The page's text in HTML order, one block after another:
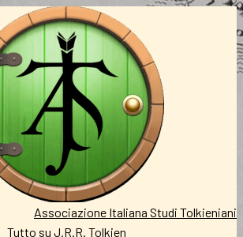
Associazione Italiana Studi Tolkieniani
Tutto su J.R.R. Tolkien